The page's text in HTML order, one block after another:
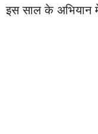
इस साल के अभियान